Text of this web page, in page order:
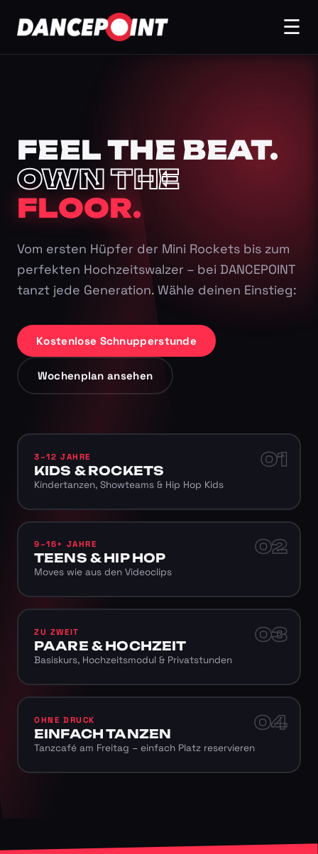
☰
FEEL THE BEAT.
OWN THE
FLOOR.
Vom ersten Hüpfer der Mini Rockets bis zum
perfekten Hochzeitswalzer – bei DANCEPOINT
tanzt jede Generation. Wähle deinen Einstieg:
Kostenlose Schnupperstunde
Wochenplan ansehen
01
3–12 JAHRE
KIDS & ROCKETS
Kindertanzen, Showteams & Hip Hop Kids
02
9–16+ JAHRE
TEENS & HIP HOP
Moves wie aus den Videoclips
03
ZU ZWEIT
PAARE & HOCHZEIT
Basiskurs, Hochzeitsmodul & Privatstunden
04
OHNE DRUCK
EINFACH TANZEN
Tanzcafé am Freitag – einfach Platz reservieren